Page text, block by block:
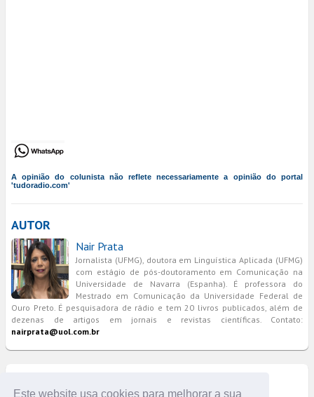
Este website usa cookies para melhorar a sua
A opinião do colunista não reflete necessariamente a opinião do portal
'tudoradio.com'
AUTOR
Nair Prata
Jornalista (UFMG), doutora em Linguística Aplicada (UFMG)
com estágio de pós-doutoramento em Comunicação na
Universidade de Navarra (Espanha). É professora do
Mestrado em Comunicação da Universidade Federal de
Ouro Preto. É pesquisadora de rádio e tem 20 livros publicados, além de
dezenas de artigos em jornais e revistas científicas. Contato:
nairprata@uol.com.br